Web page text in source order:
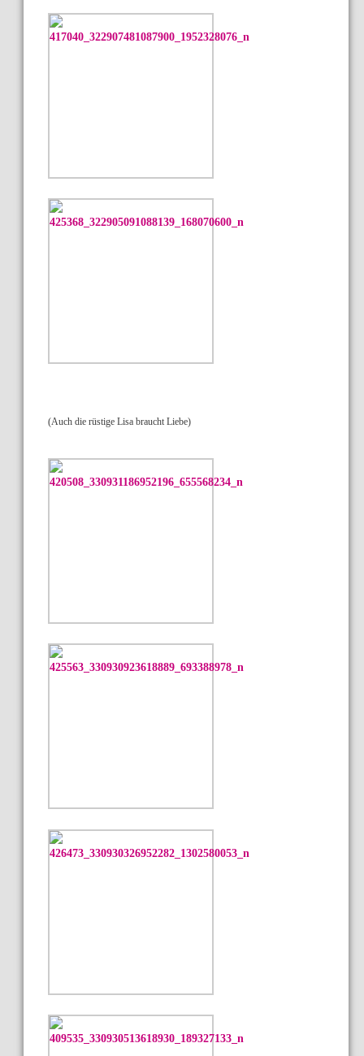
(Auch die rüstige Lisa braucht Liebe)